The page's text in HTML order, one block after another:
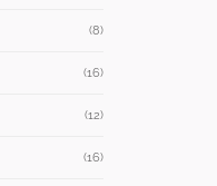
(8)
(16)
(12)
(16)